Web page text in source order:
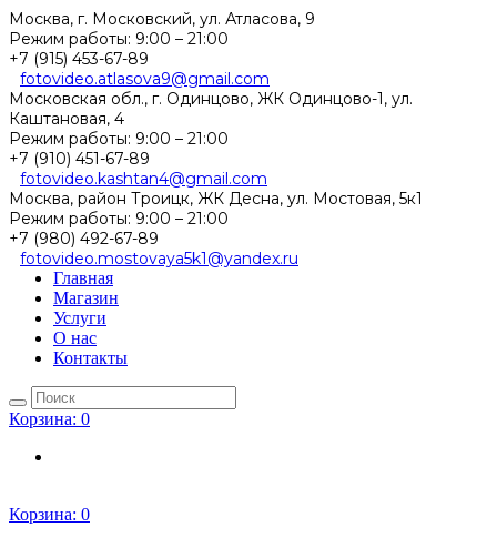
Москва, г. Московский, ул. Атласова, 9
Режим работы: 9:00 – 21:00
+7 (915) 453-67-89
fotovideo.atlasova9@gmail.com
Московская обл., г. Одинцово, ЖК Одинцово-1, ул.
Каштановая, 4
Режим работы: 9:00 – 21:00
+7 (910) 451-67-89
fotovideo.kashtan4@gmail.com
Москва, район Троицк, ЖК Десна, ул. Мостовая, 5к1
Режим работы: 9:00 – 21:00
+7 (980) 492-67-89
fotovideo.mostovaya5k1@yandex.ru
Главная
Магазин
Услуги
О нас
Контакты
Корзина: 0
Корзина: 0